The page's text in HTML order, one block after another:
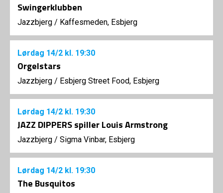
Swingerklubben
Jazzbjerg / Kaffesmeden, Esbjerg
Lørdag 14/2 kl. 19:30
Orgelstars
Jazzbjerg / Esbjerg Street Food, Esbjerg
Lørdag 14/2 kl. 19:30
JAZZ DIPPERS spiller Louis Armstrong
Jazzbjerg / Sigma Vinbar, Esbjerg
Lørdag 14/2 kl. 19:30
The Busquitos